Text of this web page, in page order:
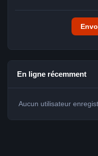
En ligne récemment
Aucun utilisateur